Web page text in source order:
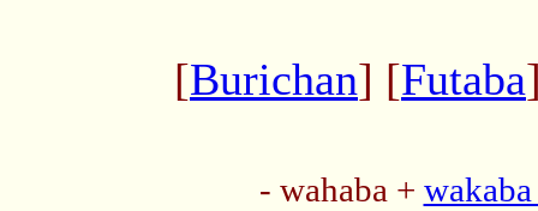
[Burichan] [Futaba
- wahaba +